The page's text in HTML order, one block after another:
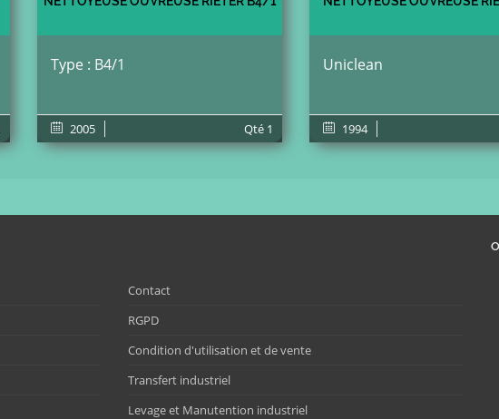
Type : B4/1
2005 Qté 1
Uniclean
1994
Contact
RGPD
Condition d'utilisation et de vente
Transfert industriel
Levage et Manutention industriel